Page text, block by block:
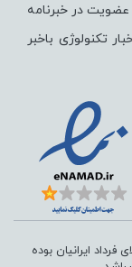
عضویت در خبرنامه
تکنولوژی باخبر
ایرانیان بوده